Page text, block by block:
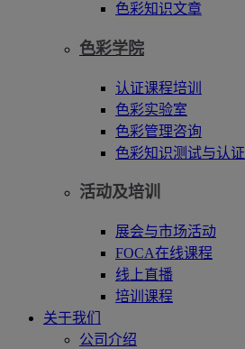
色彩知识文章
色彩学院
认证课程培训
色彩实验室
色彩管理咨询
色彩知识测试与认证
活动及培训
展会与市场活动
FOCA在线课程
线上直播
培训课程
关于我们
公司介绍